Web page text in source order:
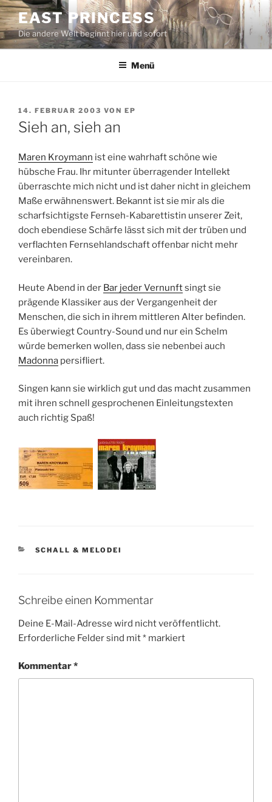
Zum
Inhalt
springen
EAST PRINCESS
Die andere Welt beginnt hier und sofort
Menü
VERÖFFENTLICHT
AM
14. FEBRUAR 2003 VON EP
Sieh an, sieh an
Maren Kroymann ist eine wahrhaft schöne wie
hübsche Frau. Ihr mitunter überragender Intellekt
überraschte mich nicht und ist daher nicht in gleichem
Maße erwähnenswert. Bekannt ist sie mir als die
scharfsichtigste Fernseh-Kabarettistin unserer Zeit,
doch ebendiese Schärfe lässt sich mit der trüben und
verflachten Fernsehlandschaft offenbar nicht mehr
vereinbaren.
Heute Abend in der Bar jeder Vernunftsingt sie
prägende Klassiker aus der Vergangenheit der
Menschen, die sich in ihrem mittleren Alter befinden.
Es überwiegt Country-Sound und nur ein Schelm
würde bemerken wollen, dass sie nebenbei auch
Madonna persifliert.
Singen kann sie wirklich gut und das macht zusammen
mit ihren schnell gesprochenen Einleitungstexten
auch richtig Spaß!
KATEGORIEN
SCHALL & MELODEI
Schreibe einen Kommentar
Deine E-Mail-Adresse wird nicht veröffentlicht.
Erforderliche Felder sind mit* markiert
Kommentar*